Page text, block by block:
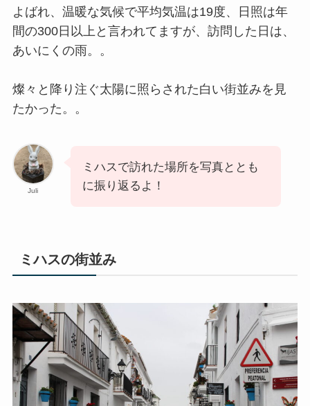
よばれ、温暖な気候で平均気温は19度、日照は年
間の300日以上と言われてますが、訪問した日は、
あいにくの雨。。
燦々と降り注ぐ太陽に照らされた白い街並みを見
たかった。。
Juli
ミハスで訪れた場所を写真ととも
に振り返るよ！
ミハスの街並み